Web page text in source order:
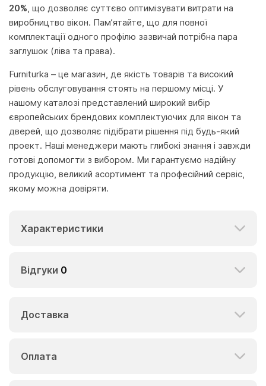
20%, що дозволяє суттєво оптимізувати витрати на
виробництво вікон. Пам’ятайте, що для повної
комплектації одного профілю зазвичай потрібна пара
заглушок (ліва та права).
Furniturka – це магазин, де якість товарів та високий
рівень обслуговування стоять на першому місці. У
нашому каталозі представлений широкий вибір
європейських брендових комплектуючих для вікон та
дверей, що дозволяє підібрати рішення під будь-який
проект. Наші менеджери мають глибокі знання і завжди
готові допомогти з вибором. Ми гарантуємо надійну
продукцію, великий асортимент та професійний сервіс,
якому можна довіряти.
Характеристики
Відгуки 0
Доставка
Оплата